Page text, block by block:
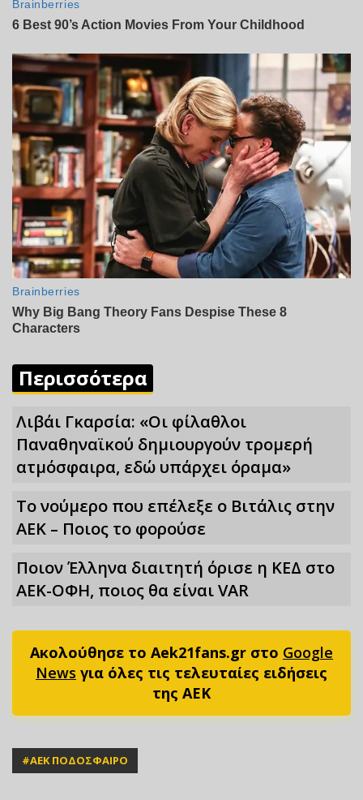
Περισσότερα
Λιβάι Γκαρσία: «Οι φίλαθλοι
Παναθηναϊκού δημιουργούν τρομερή
ατμόσφαιρα, εδώ υπάρχει όραμα»
Το νούμερο που επέλεξε ο Βιτάλις στην
ΑΕΚ – Ποιος το φορούσε
Ποιον Έλληνα διαιτητή όρισε η ΚΕΔ στο
ΑΕΚ-ΟΦΗ, ποιος θα είναι VAR
Ακολούθησε το Aek21fans.gr στο Google
News για όλες τις τελευταίες ειδήσεις
της ΑΕΚ
#ΑΕΚ ΠΟΔΟΣΦΑΙΡΟ